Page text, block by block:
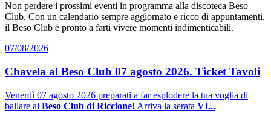
Non perdere i prossimi eventi in programma alla discoteca Beso
Club. Con un calendario sempre aggiornato e ricco di appuntamenti,
il Beso Club è pronto a farti vivere momenti indimenticabili.
07/08/2026
Chavela al Beso Club 07 agosto 2026. Ticket Tavoli
Venerdì 07 agosto 2026 preparati a far esplodere la tua voglia di
ballare al Beso Club di Riccione! Arriva la serata VÍ...